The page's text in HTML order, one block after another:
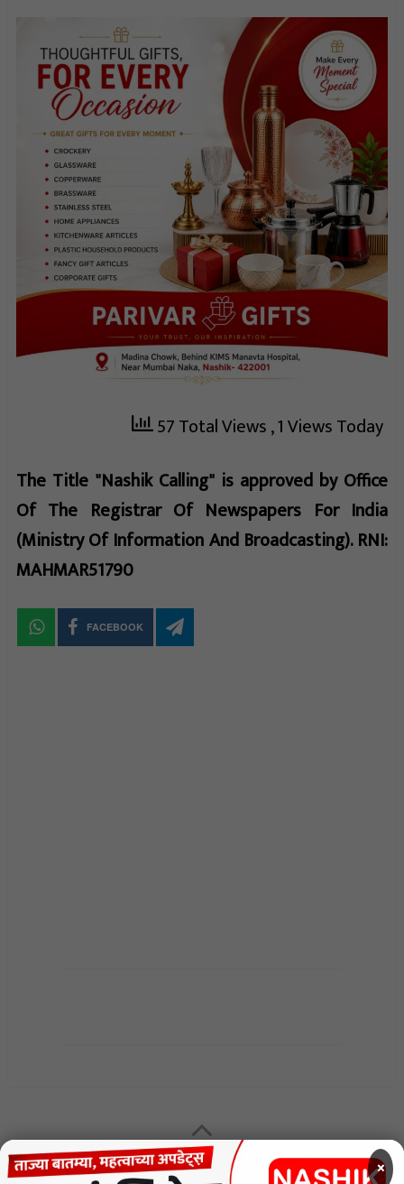
57 Total Views, 1 Views Today
The Title "Nashik Calling" is approved by Office
Of The Registrar Of Newspapers For India
(Ministry Of Information And Broadcasting). RNI:
MAHMAR51790
FACEBOOK
MENU ×